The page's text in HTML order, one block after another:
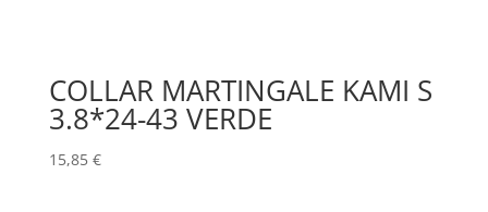
COLLAR MARTINGALE KAMI S
3.8*24-43 VERDE
15,85 €